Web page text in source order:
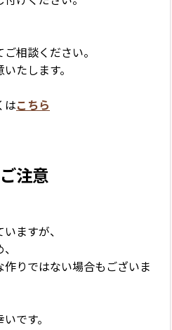
ご相談ください。
たします。
はこちら
注意
ますが、
作りではない場合もございま
です。